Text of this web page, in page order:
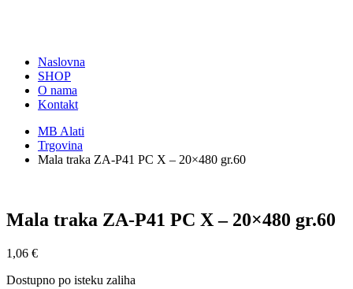
Naslovna
SHOP
O nama
Kontakt
MB Alati
Trgovina
Mala traka ZA-P41 PC X – 20×480 gr.60
Mala traka ZA-P41 PC X – 20×480 gr.60
1,06 €
Dostupno po isteku zaliha